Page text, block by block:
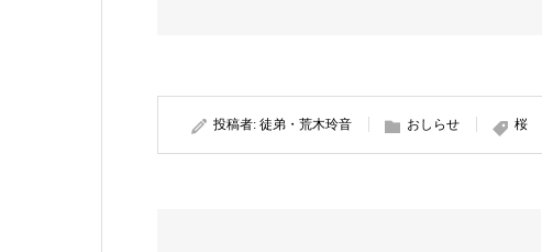
投稿者: 徒弟・荒木玲音 おしらせ 桜